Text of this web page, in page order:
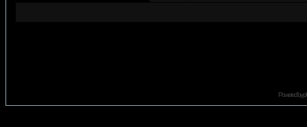
Powered by